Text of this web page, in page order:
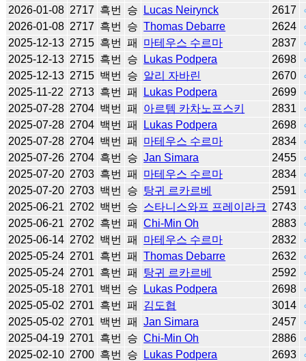
2026-01-08 2717 흑번 승 Lucas Neirynck 2617
2026-01-08 2717 흑번 승 Thomas Debarre 2624
2025-12-13 2715 흑번 패 마테우스 수르마 2837
2025-12-13 2715 흑번 승 Lukas Podpera 2698
2025-12-13 2715 백번 승 알리 자바린 2670
2025-11-22
2713 흑번 패 Lukas Podpera 2699
2025-07-28 2704 백번 패 아르템 카차노프스키 2831
2025-07-28 2704 백번 패 Lukas Podpera 2698
2025-07-28 2704 백번 패 마테우스 수르마 2834
2025-07-26 2704 흑번 승 Jan Simara 2455
2025-07-20 2703 흑번 패 마테우스 수르마 2834
2025-07-20 2703 백번 승 탕귀 르카르베 2591
2025-06-21 2702 백번 승 스타니스와프 프레이라크 2743
2025-06-21 2702 흑번 패 Chi-Min Oh 2883
2025-06-14 2702 백번 패 마테우스 수르마 2832
2025-05-24 2701 흑번 패 Thomas Debarre 2632
2025-05-24 2701 흑번 패 탕귀 르카르베 2592
2025-05-18 2701 백번 승 Lukas Podpera 2698
2025-05-02 2701 흑번 패 김도협 3014
2025-05-02 2701 백번 패 Jan Simara 2457
2025-04-19 2701 흑번 승 Chi-Min Oh 2886
2025-02-10 2700 흑번 승 Lukas Podpera 2693